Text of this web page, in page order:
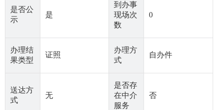
是否公
示
是
到办事
现场次
数
0
办理结
果类型
证照
办理方
式
自办件
送达方
式
无
是否存
在中介
服务
否